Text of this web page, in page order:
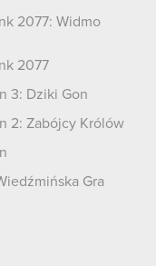
2077: Widmo
2077
3: Dziki Gon
2: Zabójcy Królów
Gra